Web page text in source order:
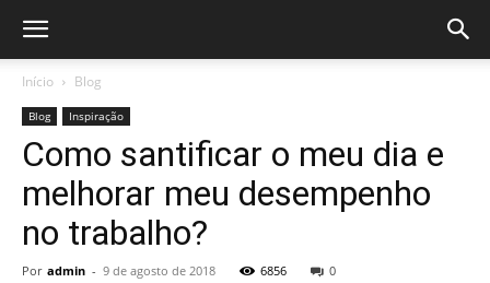
Início Blog
Blog Inspiração
Como santificar o meu dia e
melhorar meu desempenho
no trabalho?
Por admin - 9 de agosto de 2018 6856 0